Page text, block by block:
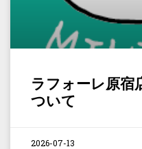
ラフォーレ原宿
ついて
2026-07-13